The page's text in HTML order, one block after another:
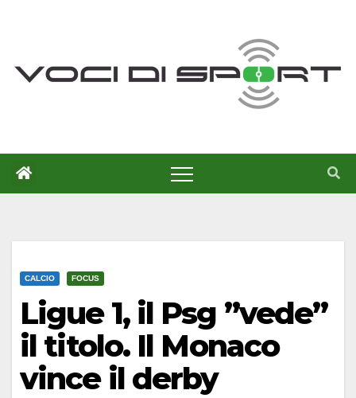
CALCIO FOCUS
Ligue 1, il Psg ”vede”
il titolo. Il Monaco
vince il derby